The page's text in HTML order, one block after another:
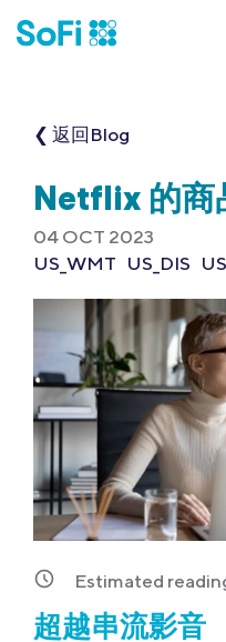
❮ 返回Blog
Netflix 的商
04 OCT 2023
US_WMT US_DIS
Estimated
超越串流影音